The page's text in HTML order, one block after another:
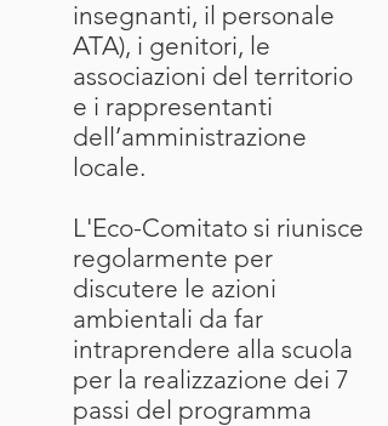
insegnanti, il personale
ATA), i genitori, le
associazioni del territorio
e i rappresentanti
dell’amministrazione
locale.
L'Eco-Comitato si riunisce
regolarmente per
discutere le azioni
ambientali da far
intraprendere alla scuola
per la realizzazione dei 7
passi del programma